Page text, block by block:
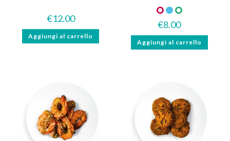
€12.00
Aggiungi al carrello
€8.00
Aggiungi al carrello